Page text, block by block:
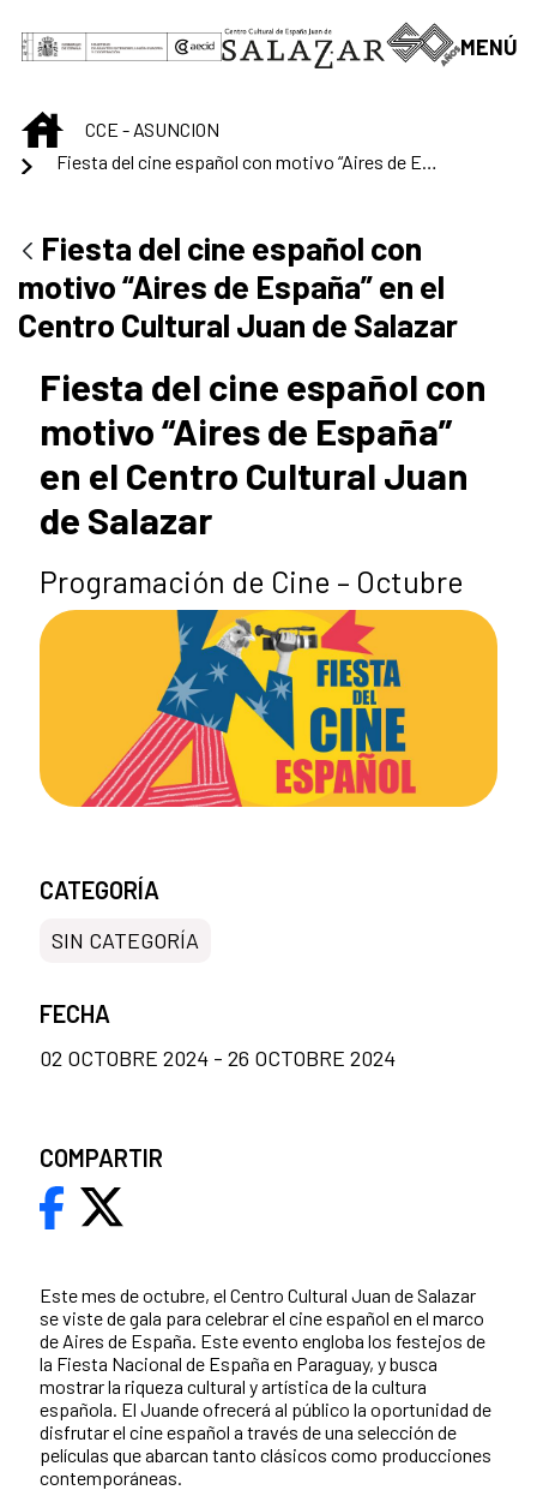
Saut au contenu principal
MENÚ
INICIOCCE - ASUNCION
Fiesta del cine español con
motivo “Aires de España” en el
Centro Cultural Juan de Salazar
Fiesta del cine español con
motivo “Aires de España”
en el Centro Cultural Juan
de Salazar
Programación de Cine – Octubre
Este mes de octubre, el Centro Cultural Juan de Salazar
se viste de gala para celebrar el cine español en el marco
de Aires de España. Este evento engloba los festejos de
la Fiesta Nacional de España en Paraguay, y busca
mostrar la riqueza cultural y artística de la cultura
española. El Juande ofrecerá al público la oportunidad de
disfrutar el cine español a través de una selección de
películas que abarcan tanto clásicos como producciones
contemporáneas.
CATEGORÍA
SIN CATEGORÍA
FECHA
02 OCTOBRE 2024 - 26 OCTOBRE 2024
COMPARTIR